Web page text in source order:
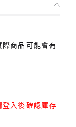
商品可能會有
入後確認庫存